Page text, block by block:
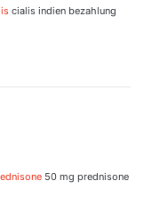
cialis indien bezahlung
50 mg prednisone